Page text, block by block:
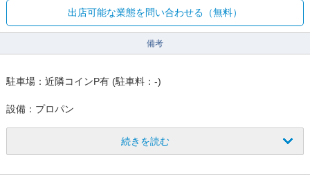
出店可能な業態を問い合わせる（無料）
備考
駐車場：近隣コインP有 (駐車料：-)
設備：プロパン
・保証会社は、原則加入要（初回保証料:賃料総額の1ヶ月分）
・重飲食可
続きを読む